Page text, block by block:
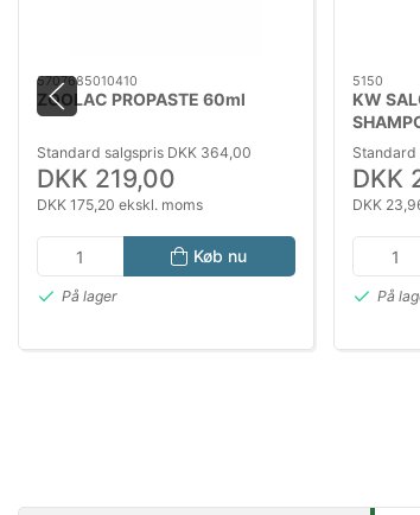
5707685010410
ZOOLAC PROPASTE 60ml
Standard salgspris DKK 364,00
DKK 219,00
DKK 175,20 ekskl. moms
Køb nu
På lager
5150
KW
Standard
DKK
DKK
På